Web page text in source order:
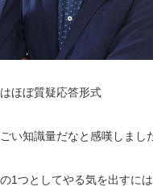
ほぼ質疑応答形式
い知識量だなと感嘆しまし
1つとしてやる気を出すに